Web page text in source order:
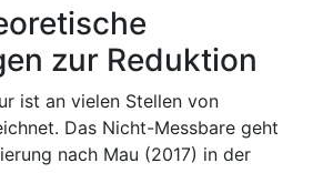
zur Reduktion
ist an vielen Stellen von
Das Nicht-Messbare geht
nach Mau (2017) in der